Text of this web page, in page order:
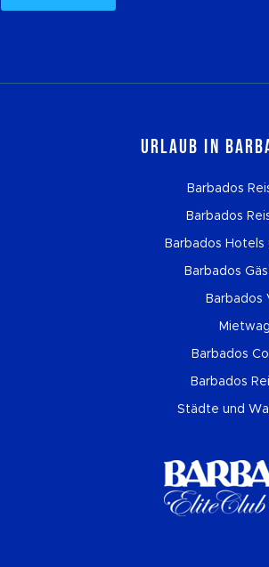
Urlaub in
Barbados
Barbados
Barbados Hotels
Barbados
Barbados
Barbados
Barbados
Städte und